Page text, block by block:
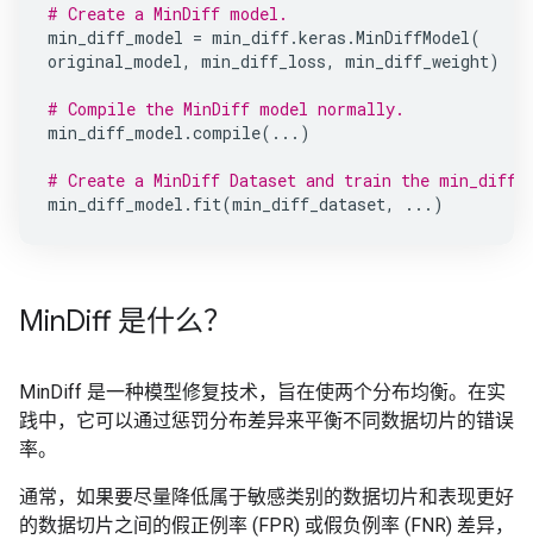
# Create a MinDiff model.
min_diff_model = min_diff.keras .MinDiffModel(
original_model, min_diff_loss, min_diff_weight)
# Compile the MinDiff model normally.
min_diff_model .compile( ... )
# Create a MinDiff Dataset and train the
min_diff_model . fit(min_diff_dataset, ... )
MinDiff 是什么？
MinDiff 是一种模型修复技术，旨在使两个分布均衡。在实
践中，它可以通过惩罚分布差异来平衡不同数据切片的错误
率。
通常，如果要尽量降低属于敏感类别的数据切片和表现更好
的数据切片之间的假正例率 (FPR) 或假负例率 (FNR) 差异，